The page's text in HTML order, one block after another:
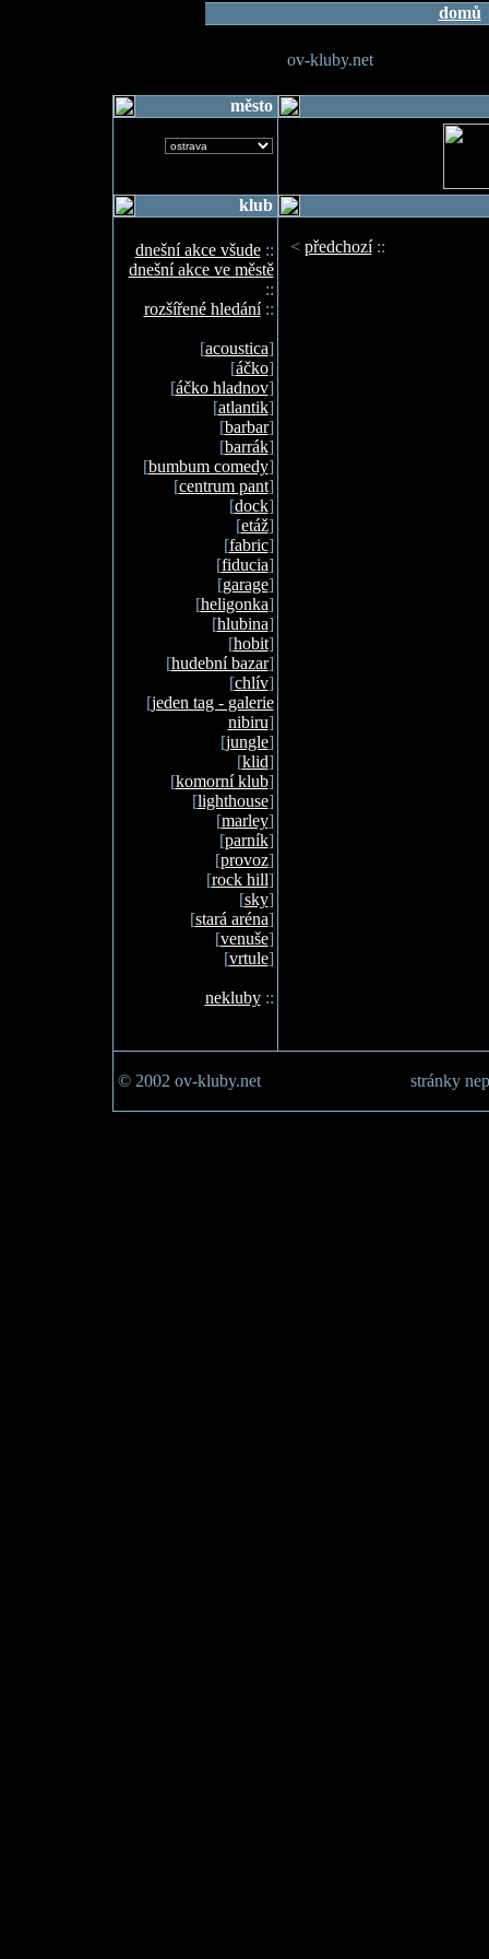
domů
ov-kluby.net
město
klub
dnešní akce všude::
dnešní akce ve městě
::
rozšířené hledání::
[acoustica]
[áčko]
[áčko hladnov]
[atlantik]
[barbar]
[barrák]
[bumbum comedy]
[centrum pant]
[dock]
[etáž]
[fabric]
[fiducia]
[garage]
[heligonka]
[hlubina]
[hobit]
[hudební bazar]
[chlív]
[jeden tag - galerie
nibiru]
[jungle]
[klid]
[komorní klub]
[lighthouse]
[marley]
[parník]
[provoz]
[rock hill]
[sky]
[stará aréna]
[venuše]
[vrtule]
nekluby::
< předchozí::
© 2002 ov-kluby.net stránky